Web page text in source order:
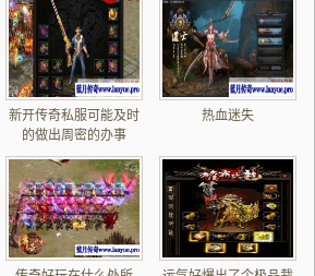
新开传奇私服可能及时
的做出周密的办事
热血迷失